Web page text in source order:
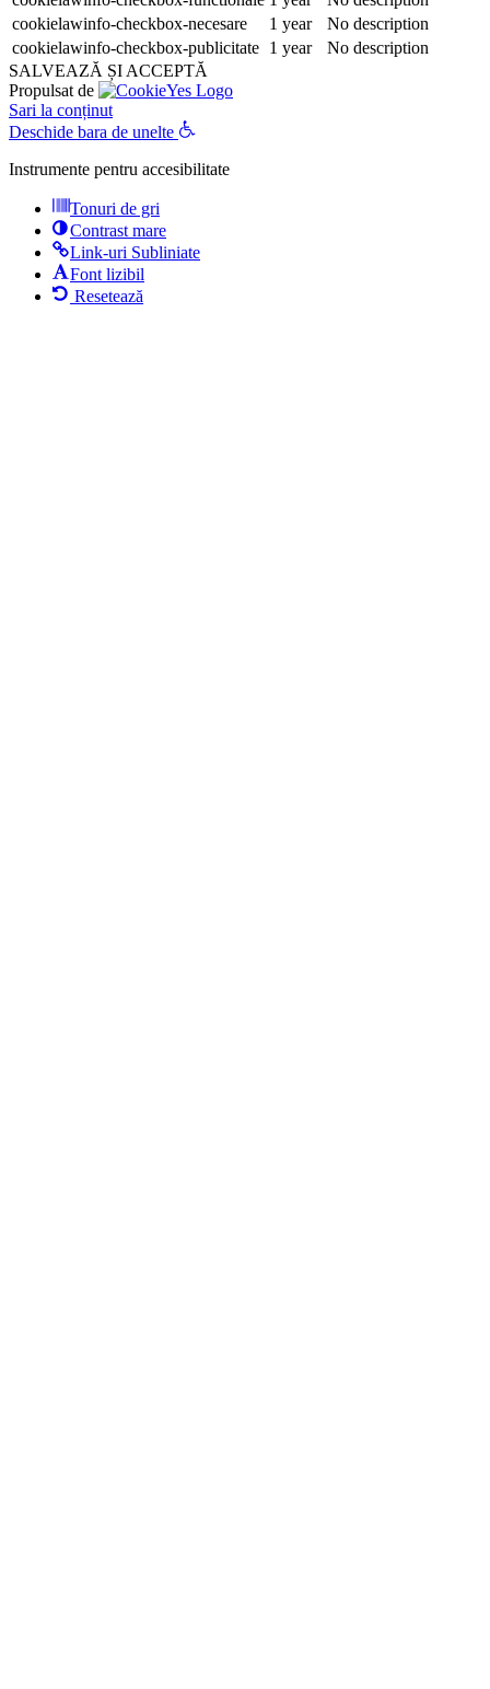
cookielawinfo-checkbox-necesare
1 year
No description
cookielawinfo-checkbox-publicitate 1 year
No description
SALVEAZĂ ȘI ACCEPTĂ
Propulsat de
Sari la conținut
Deschide bara de unelte
Instrumente pentru accesibilitate
Tonuri de gri
Contrast mare
Link-uri Subliniate
Font lizibil
Resetează